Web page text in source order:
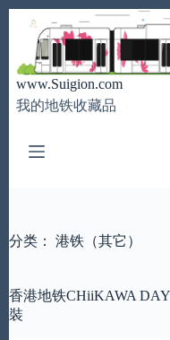
容
www.Suigion.com
我的地铁收藏品
分类： 港铁（其它）
香港地铁CHiiKAWA
裝